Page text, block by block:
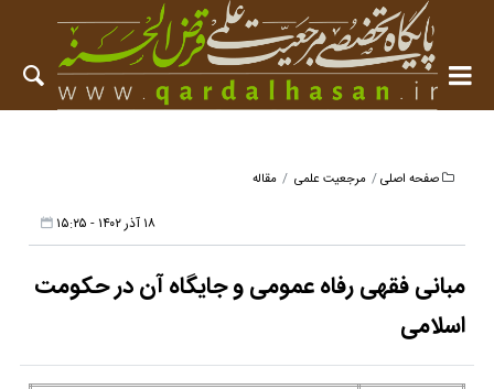
صفحه اصلی مرجعیت علمی مقاله
۱۸ آذر ۱۴۰۲ - ۱۵:۲۵
مبانی فقهی رفاه عمومی و جایگاه آن در حکومت
اسلامی